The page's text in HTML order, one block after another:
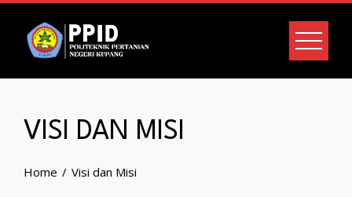
VISI DAN MISI
Home Visi dan Misi